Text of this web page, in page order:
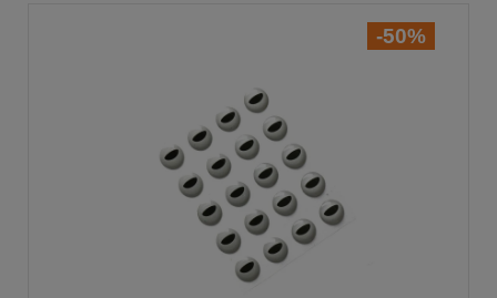
-50%